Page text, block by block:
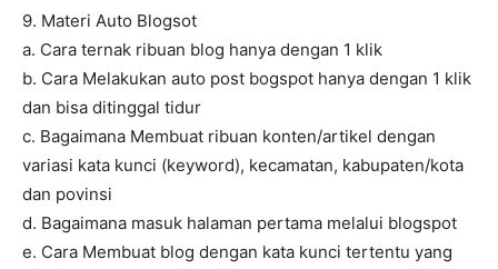
9. Materi Auto Blogsot
a. Cara ternak ribuan blog hanya dengan 1 klik
b. Cara Melakukan auto post bogspot hanya dengan 1 klik
dan bisa ditinggal tidur
c. Bagaimana Membuat ribuan konten/artikel dengan
variasi kata kunci (keyword), kecamatan, kabupaten/kota
dan povinsi
d. Bagaimana masuk halaman pertama melalui blogspot
e. Cara Membuat blog dengan kata kunci tertentu yang